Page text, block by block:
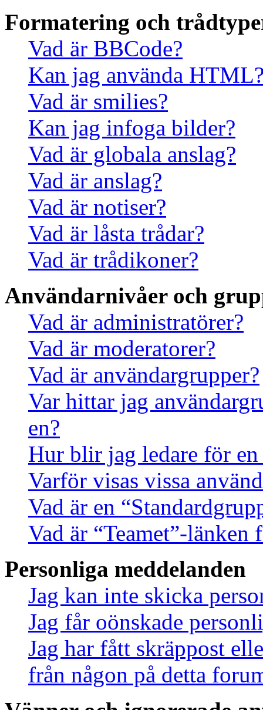
Formatering och
Vad är BBCode?
Kan jag använda
Vad är smilies?
Kan jag infoga bilder?
Vad är globala anslag?
Vad är anslag?
Vad är notiser?
Vad är låsta trådar?
Vad är trådikoner?
Användarnivåer och
Vad är administratörer?
Vad är moderatorer?
Vad är användargrupper?
Var hittar jag
en?
Hur blir jag ledare för en
Varför visas vissa
Vad är en
Vad är “Teamet”-länken
Personliga meddelanden
Jag kan inte skicka
Jag får oönskade
Jag har fått skräppost
från någon på detta